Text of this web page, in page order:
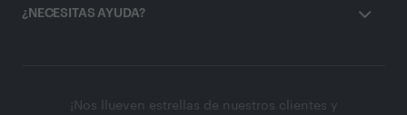
¿NECESITAS AYUDA?
¡Nos llueven estrellas de nuestros clientes y